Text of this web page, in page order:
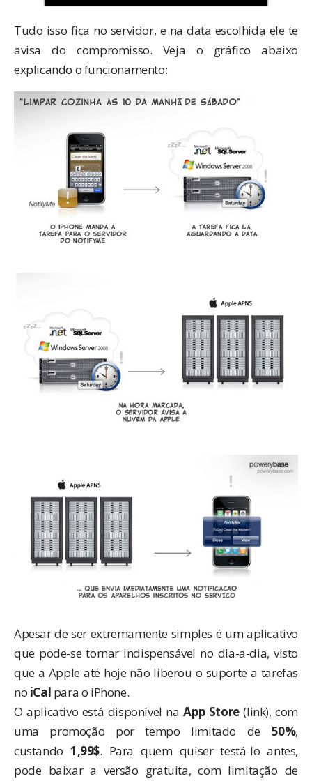
Tudo isso fica no servidor, e na data escolhida ele te
avisa do compromisso. Veja o gráfico abaixo
explicando o funcionamento:
Apesar de ser extremamente simples é um aplicativo
que pode-se tornar indispensável no dia-a-dia, visto
que a Apple até hoje não liberou o suporte a tarefas
no iCal para o iPhone.
O aplicativo está disponível naApp Store(link), com
uma promoção por tempo limitado de 50%,
custando 1,99$. Para quem quiser testá-lo antes,
pode baixar aversão gratuita, com limitação de